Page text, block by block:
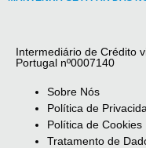
Intermediário de Crédito
Portugal nº0007140
Sobre Nós
Política de
Política de Cookies
Tratamento de